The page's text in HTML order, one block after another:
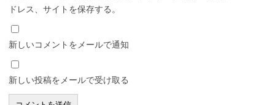
ドレス、サイトを保存する。
新しいコメントをメールで通知
新しい投稿をメールで受け取る